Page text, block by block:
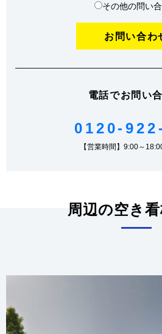
その他の問い
お問い合わ
電話でお問い
0120-
【営業時間】9:00～
周辺の空き